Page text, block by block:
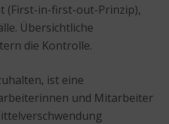
(First-in-first-out-Prinzip),
Übersichtliche
die Kontrolle.
ist eine
und Mitarbeiter